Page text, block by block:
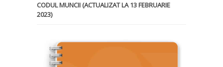
CODUL MUNCII (ACTUALIZAT LA 13 FEBRUARIE
2023)